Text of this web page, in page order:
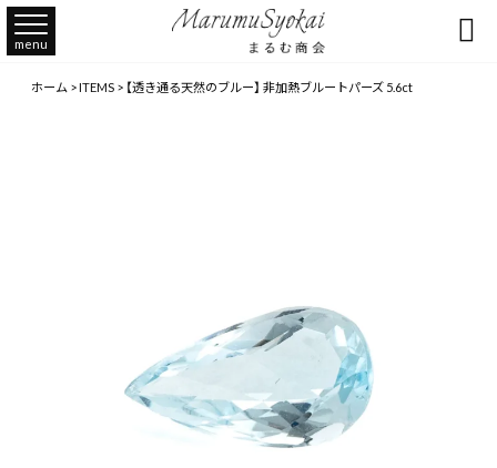
menu 
ホーム>ITEMS> 【透き通る天然のブルー】 非加熱ブルートパーズ 5.6ct